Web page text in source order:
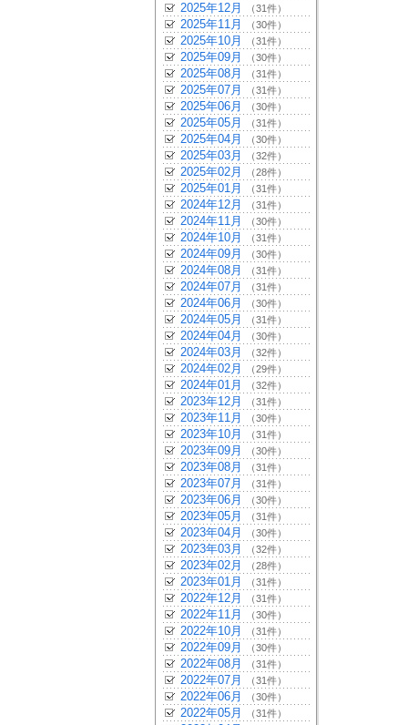
2025年12月 （31件）
2025年11月 （30件）
2025年10月 （31件）
2025年09月 （30件）
2025年08月 （31件）
2025年07月 （31件）
2025年06月 （30件）
2025年05月 （31件）
2025年04月 （30件）
2025年03月 （32件）
2025年02月 （28件）
2025年01月 （31件）
2024年12月 （31件）
2024年11月 （30件）
2024年10月 （31件）
2024年09月 （30件）
2024年08月 （31件）
2024年07月 （31件）
2024年06月 （30件）
2024年05月 （31件）
2024年04月 （30件）
2024年03月 （32件）
2024年02月 （29件）
2024年01月 （32件）
2023年12月 （31件）
2023年11月 （30件）
2023年10月 （31件）
2023年09月 （30件）
2023年08月 （31件）
2023年07月 （31件）
2023年06月 （30件）
2023年05月 （31件）
2023年04月 （30件）
2023年03月 （32件）
2023年02月 （28件）
2023年01月 （31件）
2022年12月 （31件）
2022年11月 （30件）
2022年10月 （31件）
2022年09月 （30件）
2022年08月 （31件）
2022年07月 （31件）
2022年06月 （30件）
2022年05月 （31件）